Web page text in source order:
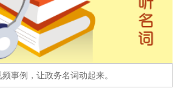
我要咨询 我要建议
在线访谈
例，让政务名词动起来。